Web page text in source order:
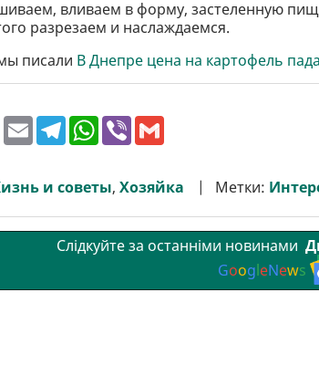
вливаем в форму, застеленную
разрезаем и наслаждаемся.
писали В Днепре цена на картофель
T
w
t
e
E
m
l
T
e
g
r
W
h
s
A
V
r l
и советы, Хозяйка Метки:
Слідкуйте за останніми новинами
GoogleNews